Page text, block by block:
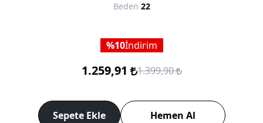
Beden 22
10İndirim
1.259,91 1.399,90
Sepete Ekle Hemen Al